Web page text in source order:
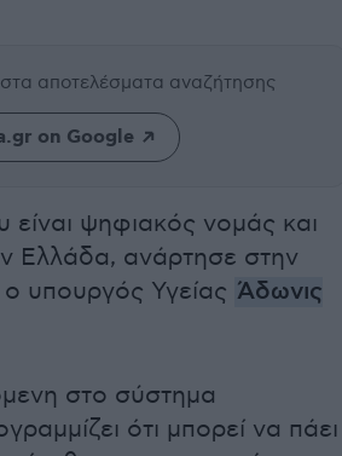
στα αποτελέσματα αναζήτησης
on Google
είναι ψηφιακός νομάς και
Ελλάδα, ανάρτησε στην
υπουργός Υγείας Άδωνις
στο σύστημα
ότι μπορεί να πάει